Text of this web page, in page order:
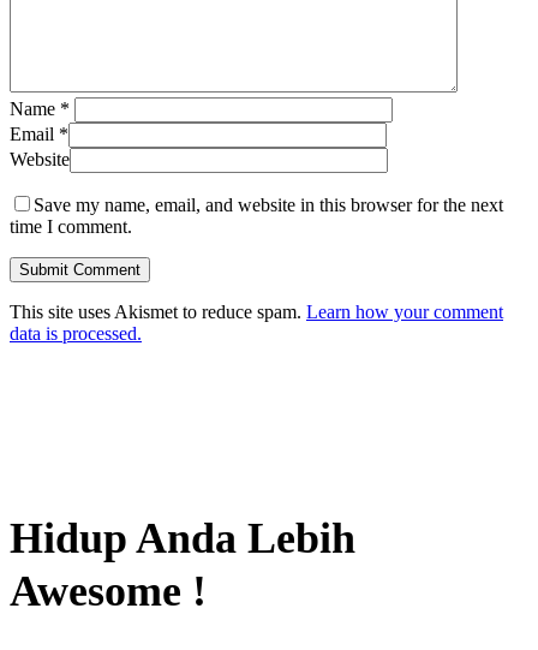
Name *
Email *
Website
Save my name, email, and website in this browser for the next
time I comment.
This site uses Akismet to reduce spam. Learn how your comment
data is processed.
Hidup Anda Lebih
Awesome !